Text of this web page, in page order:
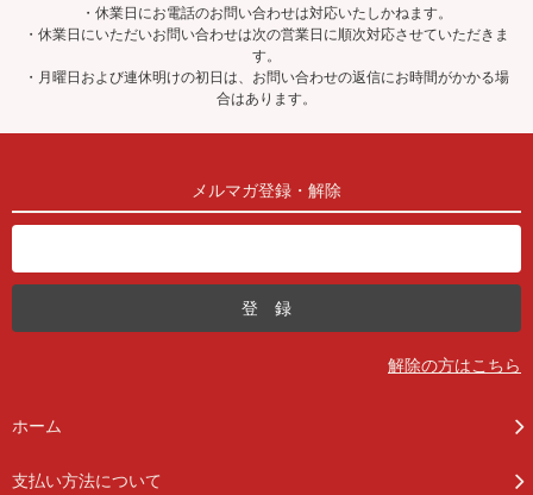
・休業日にお電話のお問い合わせは対応いたしかねます。
・休業日にいただいお問い合わせは次の営業日に順次対応させていただきま
す。
・月曜日および連休明けの初日は、お問い合わせの返信にお時間がかかる場
合はあります。
メルマガ登録・解除
解除の方はこちら
ホーム
支払い方法について